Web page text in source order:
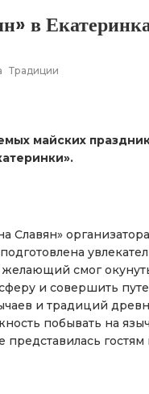
в
Традиции
майских
Славян»
смог
и совершить
и традиций
побывать на
представилась